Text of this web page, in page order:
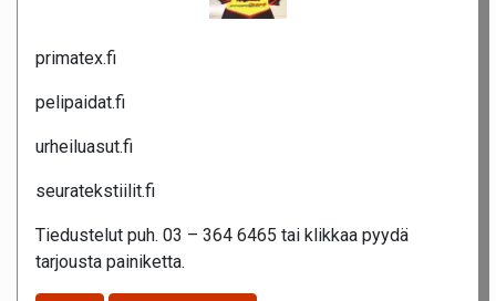
primatex.fi
pelipaidat.fi
urheiluasut.fi
seuratekstiilit.fi
Tiedustelut puh. 03 – 364 6465 tai klikkaa pyydä
tarjousta painiketta.